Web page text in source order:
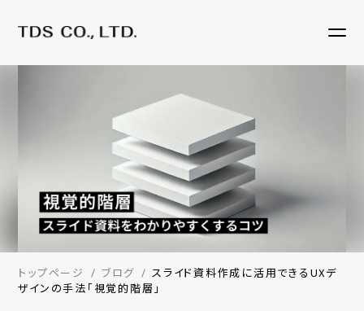
トップページ ブログ
スライド資料作成に活用できるUXデ
ザインの手法「視覚的階層」